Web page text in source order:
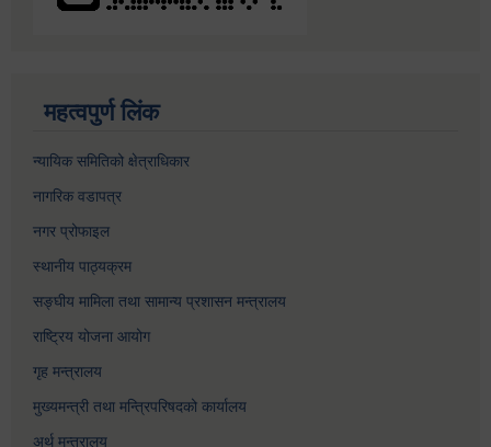
महत्वपुर्ण लिंक
न्यायिक समितिको क्षेत्राधिकार
नागरिक वडापत्र
नगर प्रोफाइल
स्थानीय पाठ्यक्रम
सङ्घीय मामिला तथा सामान्य प्रशासन मन्त्रालय
राष्ट्रिय योजना आयोग
गृह मन्त्रालय
मुख्यमन्त्री तथा मन्त्रिपरिषदको कार्यालय
अर्थ मन्त्रालय